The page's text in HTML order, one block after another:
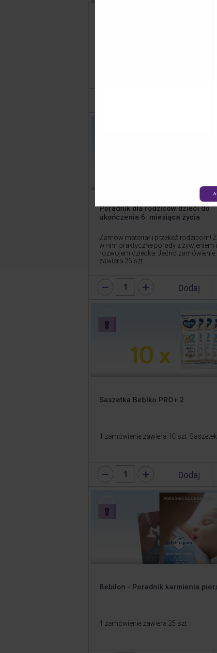
Poradnik dla rodziców dzieci do
ukończenia 6. miesiąca życia
Zamów materiał i przekaż rodzicom!
w nim praktyczne porady z żywieniem i
rozwojem dziecka. Jedno zamówienie
zawiera 25 szt.
1 Dodaj
Saszetka Bebiko PRO+ 2
1 zamówienie zawiera 10 szt. Saszetek
1 Dodaj
Bebilon - Poradnik karmienia
1 zamówienie zawiera 25 szt.